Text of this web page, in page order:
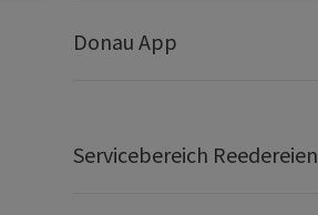
Donau App
Servicebereich Reedereien